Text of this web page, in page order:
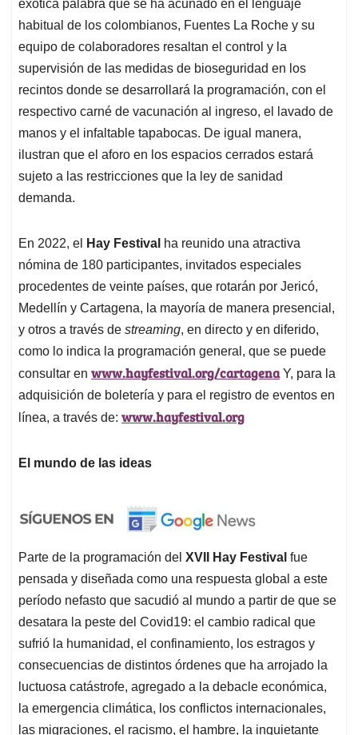
exótica palabra que se ha acuñado en el lenguaje
habitual de los colombianos, Fuentes La Roche y su
equipo de colaboradores resaltan el control y la
supervisión de las medidas de bioseguridad en los
recintos donde se desarrollará la programación, con el
respectivo carné de vacunación al ingreso, el lavado de
manos y el infaltable tapabocas. De igual manera,
ilustran que el aforo en los espacios cerrados estará
sujeto a las restricciones que la ley de sanidad
demanda.
En 2022, el Hay Festival ha reunido una atractiva
nómina de 180 participantes, invitados especiales
procedentes de veinte países, que rotarán por Jericó,
Medellín y Cartagena, la mayoría de manera presencial,
y otros a través de streaming, en directo y en diferido,
como lo indica la programación general, que se puede
consultar en www.hayfestival.org/cartagena Y, para la
adquisición de boletería y para el registro de eventos en
línea, a través de: www.hayfestival.org
El mundo de las ideas
Parte de la programación del XVII Hay Festival fue
pensada y diseñada como una respuesta global a este
período nefasto que sacudió al mundo a partir de que se
desatara la peste del Covid19: el cambio radical que
sufrió la humanidad, el confinamiento, los estragos y
consecuencias de distintos órdenes que ha arrojado la
luctuosa catástrofe, agregado a la debacle económica,
la emergencia climática, los conflictos internacionales,
las migraciones, el racismo, el hambre, la inquietante